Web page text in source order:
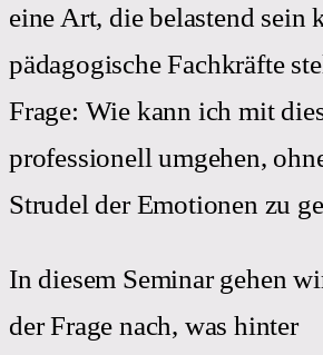
eine Art, die belastend sein
pädagogische Fachkräfte
Frage: Wie kann ich mit
professionell umgehen,
Strudel der Emotionen zu
In diesem Seminar gehen
der Frage nach, was hinter